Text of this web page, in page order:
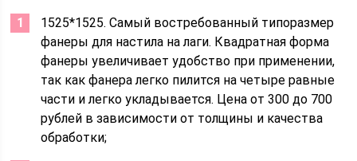
1525*1525. Самый востребованный типоразмер
фанеры для настила на лаги. Квадратная форма
фанеры увеличивает удобство при применении,
так как фанера легко пилится на четыре равные
части и легко укладывается. Цена от 300 до 700
рублей в зависимости от толщины и качества
обработки;